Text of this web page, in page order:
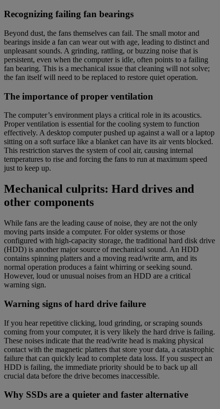
Recognizing failing fan bearings
Beyond dust, the fans themselves can fail. The small motor and
bearings inside a fan can wear out with age, leading to distinct and
unpleasant sounds. A grinding, rattling, or buzzing noise that is
persistent, even when the computer is idle, often points to a failing
fan bearing. This is a mechanical issue that cleaning will not solve;
the fan itself will need to be replaced to restore quiet operation.
The importance of proper ventilation
The computer’s environment plays a critical role in its acoustics.
Proper ventilation is essential for the cooling system to function
effectively. A desktop computer pushed up against a wall or a laptop
sitting on a soft surface like a blanket can have its air vents blocked.
This restriction starves the system of cool air, causing internal
temperatures to rise and forcing the fans to run at maximum speed
just to keep up.
Mechanical culprits: Hard drives and
other components
While fans are the leading cause of noise, they are not the only
moving parts inside a computer. For older systems or those
configured with high-capacity storage, the traditional hard disk drive
(HDD) is another major source of mechanical sound. An HDD
contains spinning platters and a moving read/write arm, and its
normal operation produces a faint whirring or seeking sound.
However, loud or unusual noises from an HDD are a critical
warning sign.
Warning signs of hard drive failure
If you hear repetitive clicking, loud grinding, or scraping sounds
coming from your computer, it is very likely the hard drive is failing.
These noises indicate that the read/write head is making physical
contact with the magnetic platters that store your data, a catastrophic
failure that can quickly lead to complete data loss. If you suspect an
HDD is failing, the immediate priority should be to back up all
crucial data before the drive becomes inaccessible.
Why SSDs are a quieter and faster alternative